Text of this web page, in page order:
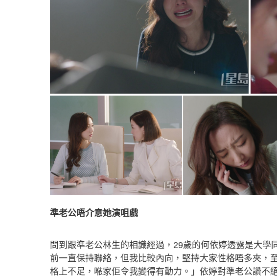
準老公唔介意她演咀戲
問到跟準老公林生的相識經過，29歲的何依婷透露是大
前一直保持聯絡，但我比較內向，堅持大家性格唔多夾，
格上不足，𠵱家佢令我變得有動力。」依婷對準老公讚不